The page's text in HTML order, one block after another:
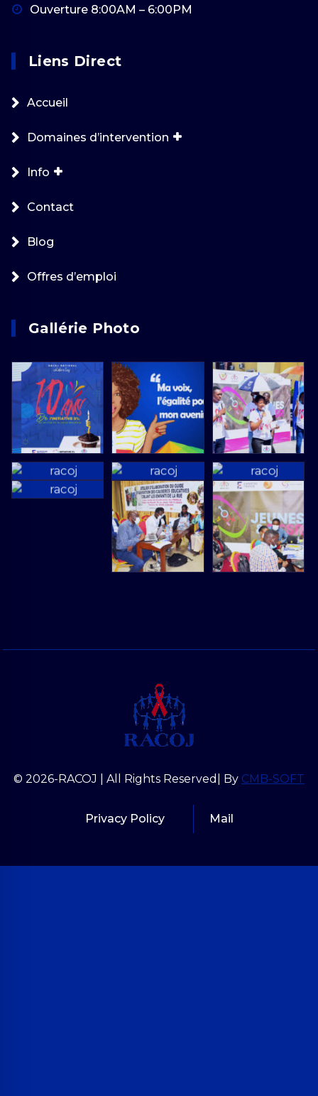
Ouverture 8:00AM – 6:00PM
Liens Direct
Accueil
Domaines d’intervention
Info
Contact
Blog
Offres d’emploi
Gallérie Photo
© 2026-RACOJ | All Rights Reserved| By CMB-SOFT
Privacy Policy Mail